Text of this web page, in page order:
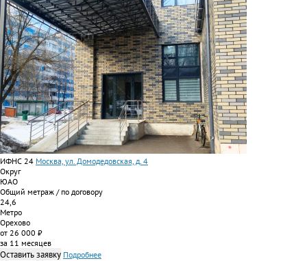
ИФНС 24 Москва, ул. Домодедовская, д. 4
Округ
ЮАО
Общий метраж / по договору
24,6
Метро
Орехово
от 26 000 ₽
за 11 месяцев
Оставить заявку Подробнее